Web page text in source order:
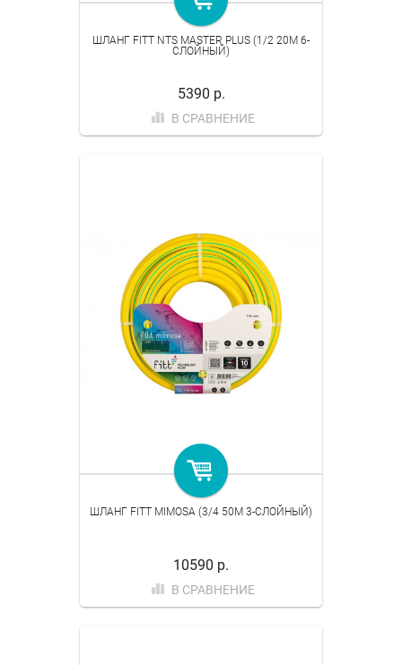
ШЛАНГ FITT NTS MASTER PLUS (1/2 20M 6-
СЛОЙНЫЙ)
5390 р.
В СРАВНЕНИЕ
ШЛАНГ FITT MIMOSA (3/4 50M 3-СЛОЙНЫЙ)
10590 р.
В СРАВНЕНИЕ